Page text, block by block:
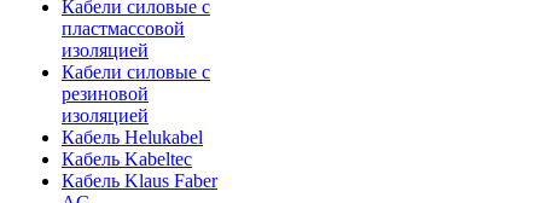
Кабели силовые с
пластмассовой
изоляцией
Кабели силовые с
резиновой
изоляцией
Кабель Helukabel
Кабель Kabeltec
Кабель Klaus Faber